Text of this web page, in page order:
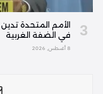
الأمم المتحدة
في الضفة الغربية
8 أغسطس, 2026